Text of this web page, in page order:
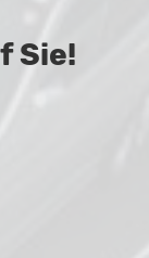
Sie!